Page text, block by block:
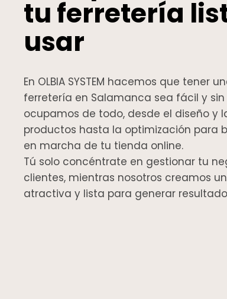
tu ferretería
usar
En OLBIA SYSTEM hacemos que tener
ferretería en Salamanca sea fácil y
ocupamos de todo, desde el diseño y
productos hasta la optimización para
en marcha de tu tienda online.
Tú solo concéntrate en gestionar tu
clientes, mientras nosotros creamos
atractiva y lista para generar